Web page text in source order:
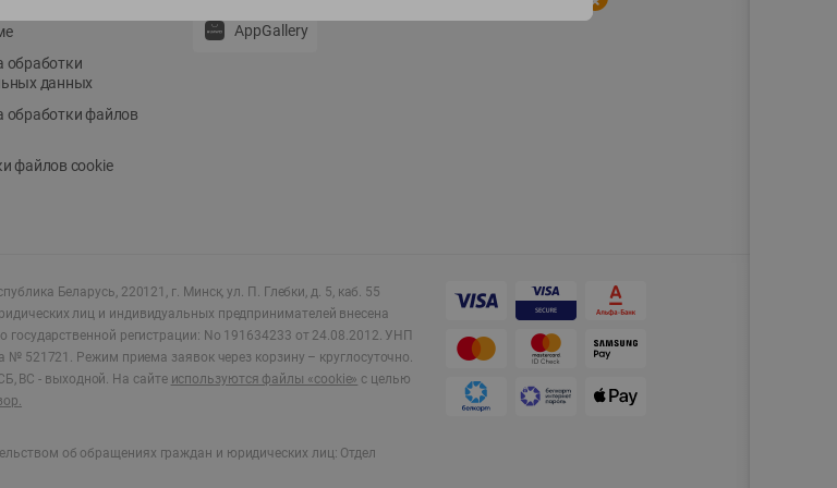
обработки
данных
обработки файлов
файлов cookie
AppGallery
Беларусь, 220121, г. Минск, ул. П. Глебки, д. 5, каб. 55
лиц и индивидуальных предпринимателей внесена
государственной регистрации: No 191634233 от 24.08.2012. УНП
521721. Режим приема заявок через корзину – круглосуточно.
ВС - выходной. На сайте используются файлы «cookie» с целью
об обращениях граждан и юридических лиц: Отдел